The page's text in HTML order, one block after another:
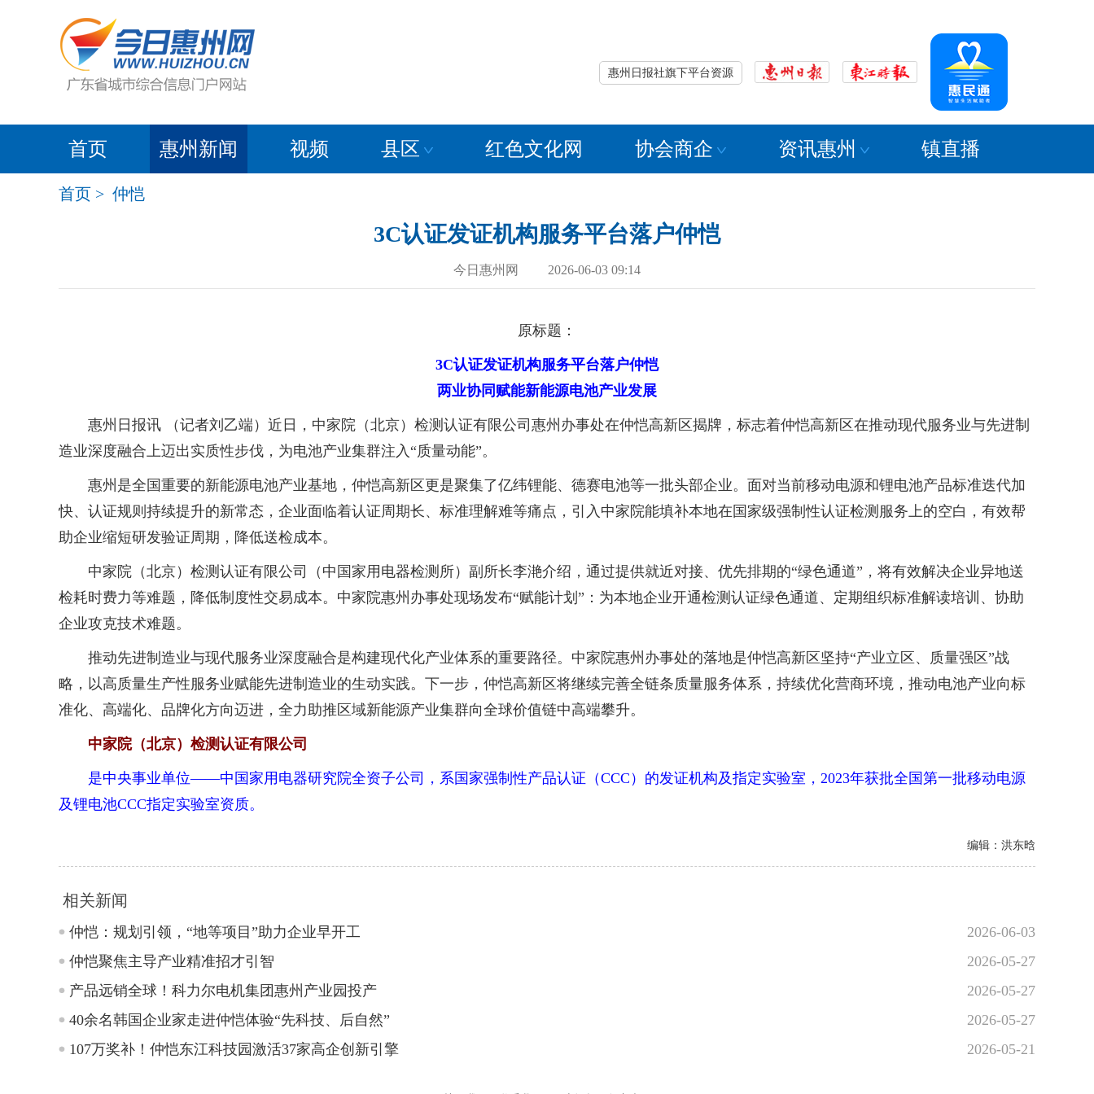
惠州日报社旗下平台资源
首页 惠州新闻 视频 县区 红色文化网 协会商企 资讯惠州 镇直播
首页 > 仲恺
3C认证发证机构服务平台落户仲恺
今日惠州网 2026-06-03 09:14
原标题：
3C认证发证机构服务平台落户仲恺
两业协同赋能新能源电池产业发展
惠州日报讯 （记者刘乙端）近日，中家院（北京）检测认证有限公司惠州办事处在仲恺高新区揭牌，标志着仲恺高新区在推动现代服务业与先进制
造业深度融合上迈出实质性步伐，为电池产业集群注入“质量动能”。
惠州是全国重要的新能源电池产业基地，仲恺高新区更是聚集了亿纬锂能、德赛电池等一批头部企业。面对当前移动电源和锂电池产品标准迭代加
快、认证规则持续提升的新常态，企业面临着认证周期长、标准理解难等痛点，引入中家院能填补本地在国家级强制性认证检测服务上的空白，有效帮
助企业缩短研发验证周期，降低送检成本。
中家院（北京）检测认证有限公司（中国家用电器检测所）副所长李滟介绍，通过提供就近对接、优先排期的“绿色通道”，将有效解决企业异地送
检耗时费力等难题，降低制度性交易成本。中家院惠州办事处现场发布“赋能计划”：为本地企业开通检测认证绿色通道、定期组织标准解读培训、协助
企业攻克技术难题。
推动先进制造业与现代服务业深度融合是构建现代化产业体系的重要路径。中家院惠州办事处的落地是仲恺高新区坚持“产业立区、质量强区”战
略，以高质量生产性服务业赋能先进制造业的生动实践。下一步，仲恺高新区将继续完善全链条质量服务体系，持续优化营商环境，推动电池产业向标
准化、高端化、品牌化方向迈进，全力助推区域新能源产业集群向全球价值链中高端攀升。
中家院（北京）检测认证有限公司
是中央事业单位——中国家用电器研究院全资子公司，系国家强制性产品认证（CCC）的发证机构及指定实验室，2023年获批全国第一批移动电源
及锂电池CCC指定实验室资质。
编辑：洪东晗
相关新闻
仲恺：规划引领，“地等项目”助力企业早开工
2026-06-03
仲恺聚焦主导产业精准招才引智
2026-05-27
产品远销全球！科力尔电机集团惠州产业园投产
2026-05-27
40余名韩国企业家走进仲恺体验“先科技、后自然”
2026-05-27
107万奖补！仲恺东江科技园激活37家高企创新引擎
2026-05-21